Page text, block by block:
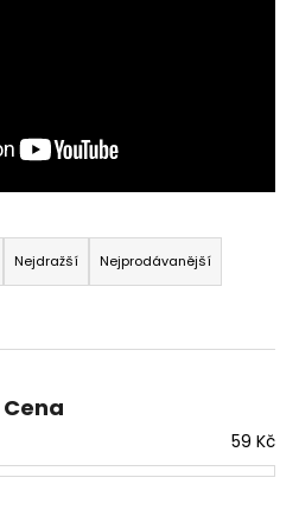
Nejdražší Nejprodávanější
Cena
59 Kč